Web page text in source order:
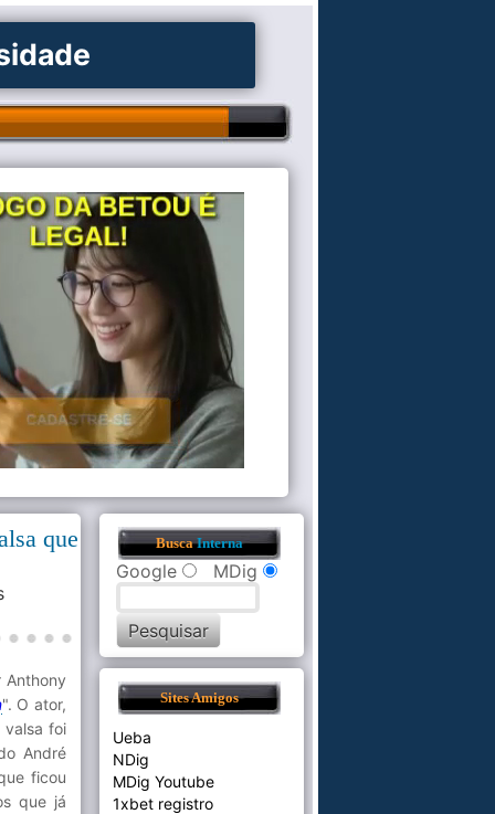
que
Anthony
". O ator,
valsa foi
André
ficou
que já
BuscaInterna
Google MDig
Sites Amigos
Ueba
NDig
MDig Youtube
1xbet registro